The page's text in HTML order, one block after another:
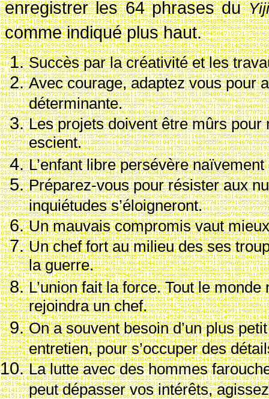
enregistrer les 64 phrases du
comme indiqué plus haut.
Succès par la créativité et les
Avec courage, adaptez vous pour
déterminante.
Les projets doiventêtre mûrs pour
escient.
L’enfant libre persévère naïvement
Préparez-vous pour résister aux
inquiétudes s’éloigneront.
Un mauvais compromis vaut
Un chef fort au milieu des ses
la guerre.
L’union fait la force. Tout le monde
rejoindra un chef.
On a souvent besoin d’un plus
entretien, pour s’occuper des d
La lutte avec des hommes
peut dépasser vos intérêts,